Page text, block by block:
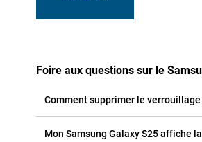
Foire aux questions sur le
Comment supprimer le verrouillage
Mon Samsung Galaxy S25 affiche